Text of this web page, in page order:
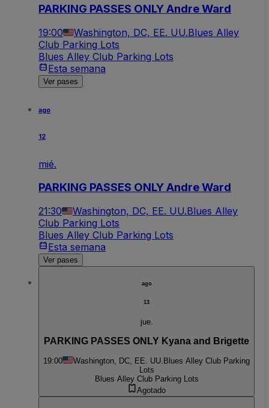
PARKING PASSES ONLY Andre Ward
19:00 Washington, DC, EE. UU.Blues Alley
Club Parking Lots
Blues Alley Club Parking Lots
Esta semana
Ver pases
ago
12
mié.
PARKING PASSES ONLY Andre Ward
21:30 Washington, DC, EE. UU.Blues Alley
Club Parking Lots
Blues Alley Club Parking Lots
Esta semana
Ver pases
ago
13
jue.
PARKING PASSES ONLY Kyana and Brigette
19:00 Washington, DC, EE. UU. Blues Alley Club Parking
Lots
Blues Alley Club Parking Lots
Agotado